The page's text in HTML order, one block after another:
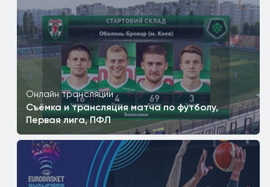
Онлайн трансляции
Съёмка и трансляция матча по футболу,
Первая лига, ПФЛ